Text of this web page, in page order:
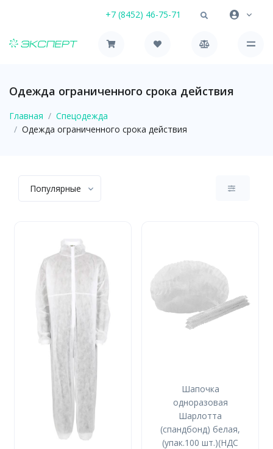
+7 (8452) 46-75-71
Одежда ограниченного срока действия
Главная
Спецодежда
Одежда ограниченного срока действия
Популярные
Шапочка
одноразовая
Шарлотта
(спандбонд) белая,
(упак.100 шт.)(НДС